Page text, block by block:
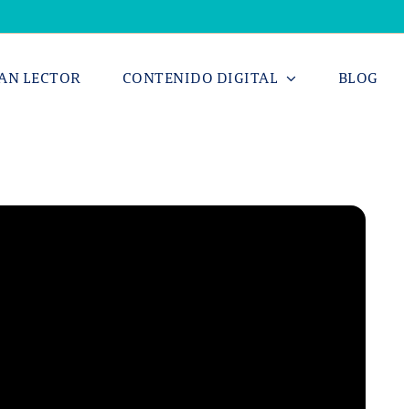
LECTOR CONTENIDO DIGITAL BLOG